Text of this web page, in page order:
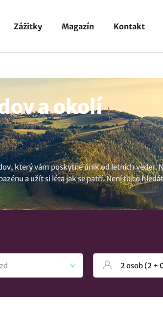
Zážitky Magazín Kontakt
a okolí
který vám poskytne únik od letních veder.
a užít si léta jak se patří. Není to co